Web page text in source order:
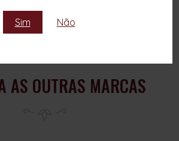
Sim Não
AS OUTRAS MARCAS